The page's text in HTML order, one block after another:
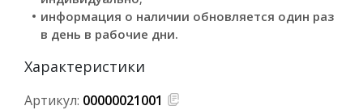
информация о наличии обновляется один раз
в день в рабочие дни.
Характеристики
Артикул: 00000021001